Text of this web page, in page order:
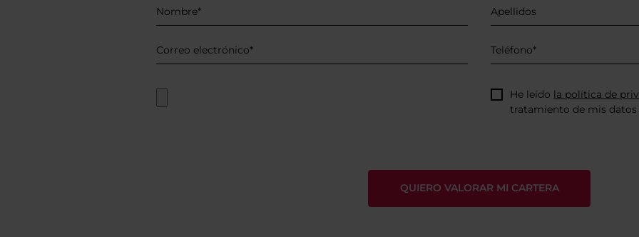
He leído la política de
tratamiento de mis datos